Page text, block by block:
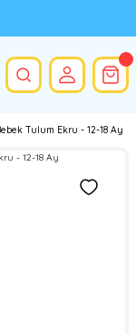
Tulum Ekru - 12-18 Ay